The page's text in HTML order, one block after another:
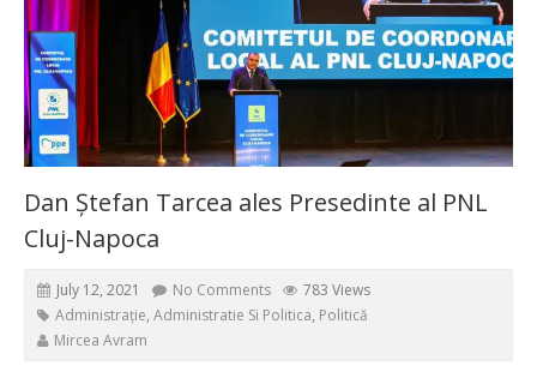
Dan Ștefan Tarcea ales Presedinte al PNL
Cluj-Napoca
July 12, 2021 No Comments
783 Views
Administrație, Administratie Si Politica, Politică
Mircea Avram